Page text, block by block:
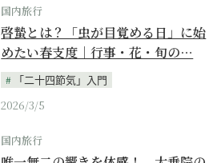
国内旅行
啓蟄とは？「虫が目覚める日」に始
めたい春支度｜行事・花・旬の…
「二十四節気」入門
2026/3/5
国内旅行